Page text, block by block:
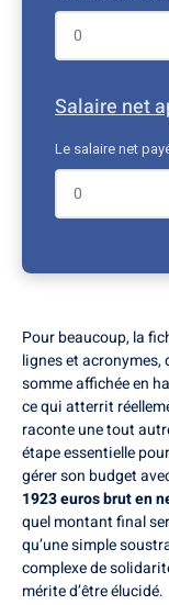
Salaire net
Le salaire net
Pour beaucoup, la
lignes et
somme affichée en
ce qui atterrit
raconte une tout
étape essentielle
gérer son budget
1923 euros brut en
quel montant final
qu’une simple
complexe de
mérite d’être élucidé.